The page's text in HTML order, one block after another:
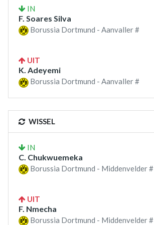
IN
F. Soares Silva
Borussia Dortmund - Aanvaller #
UIT
K. Adeyemi
Borussia Dortmund - Aanvaller #
WISSEL
IN
C. Chukwuemeka
Borussia Dortmund - Middenvelder #
UIT
F. Nmecha
Borussia Dortmund - Middenvelder #